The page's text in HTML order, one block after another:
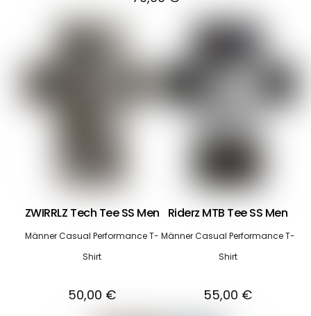
ZWIRRLZ Tech Tee SS Men
Männer Casual Performance T-
Shirt
50,00 €
Riderz MTB Tee SS Men
Männer Casual Performance T-
Shirt
55,00 €